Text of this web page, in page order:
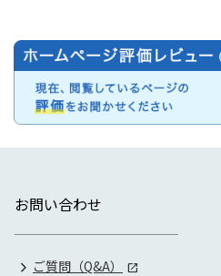
お問い合わせ
ご質問（Q&A）